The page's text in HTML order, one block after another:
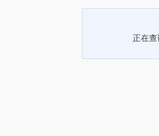
正在